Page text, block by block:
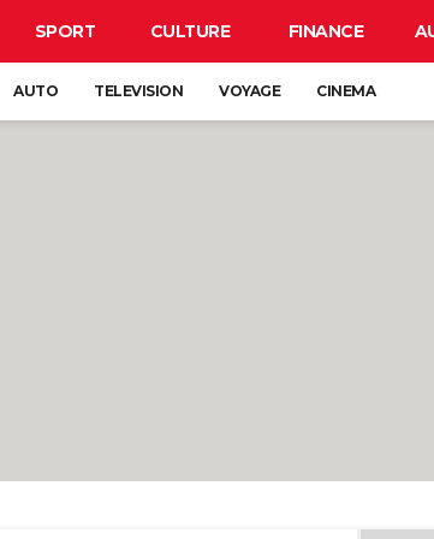
SPORT CULTURE FINANCE
AUTO TELEVISION VOYAGE CINEMA